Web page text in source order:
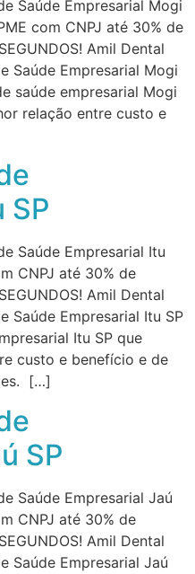
Saúde Empresarial Mogi
com CNPJ até 30% de
Amil Dental
Saúde Empresarial Mogi
saúde empresarial Mogi
relação entre custo e
SP
Saúde Empresarial Itu
CNPJ até 30% de
Amil Dental
Saúde Empresarial Itu SP
Itu SP que
custo e benefício e de
[…]
SP
Saúde Empresarial Jaú
CNPJ até 30% de
Amil Dental
Saúde Empresarial Jaú